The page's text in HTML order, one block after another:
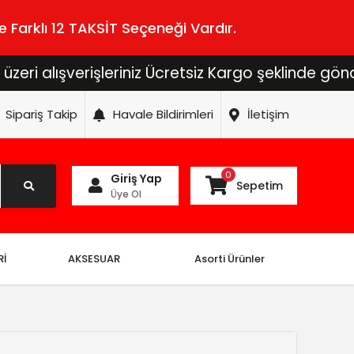
12 TAKSİT Seçeneği Vardır.
Ücretsiz Kargo şeklinde
Sipariş Takip Havale Bildirimleri İletişim
Giriş Yap
Üye Ol
0
Sepetim
AKSESUAR Asorti Ürünler